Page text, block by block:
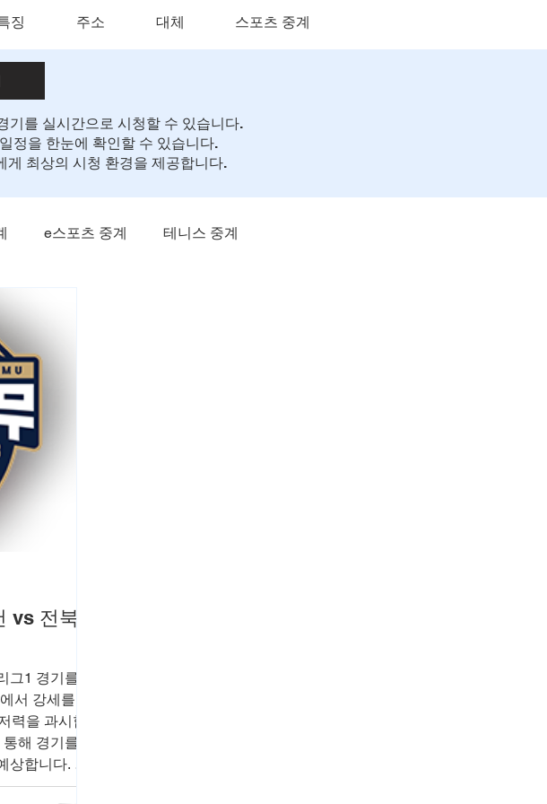
징 주소 대체 스포츠 중계
기를 실시간으로 시청할 수 있습니다.
정을 한눈에 확인할 수 있습니다.
게 최상의 시청 환경을 제공합니다.
e스포츠 중계 테니스 중계
vs 전북
그1 경기를
서 강세를
력을 과시합
해 경기를
합니다. 놓